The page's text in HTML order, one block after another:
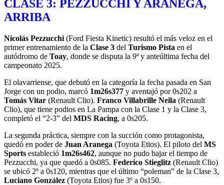
CLASE 3: PEZZUCCHI Y ARANEGA,
ARRIBA
Nicolás Pezzucchi (Ford Fiesta Kinetic) resultó el más veloz en el
primerentrenamiento de la Clase 3 del Turismo Pista en el
autódromo de Toay, donde se disputa la 9ª y anteúltima fecha del
campeonato 2025.
El olavarriense, que debutó en la categoría la fecha pasada en San
Jorge con un podio, marcó 1m26s377 y aventajó por 0s202 a
Tomás Vitar (Renault Clio). Franco Villabrille Neila (Renault
Clio), que tiene podios en La Pampa con la Clase 1 y la Clase 3,
completó el “2-3” del MDS Racing, a 0s205.
La segunda práctica, siempre con la succión como protagonista,
quedó en poder de Juan Aranega (Toyota Etios). El piloto del MS
Sports estableció 1m26s462, aunque no pudo bajar el tiempo de
Pezzucchi, ya que quedó a 0s085. Federico Stieglitz (Renault Clio)
se ubicó 2º a 0s120, mientras que el último “poleman” de la Clase 3,
Luciano González (Toyota Etios) fue 3º a 0s150.